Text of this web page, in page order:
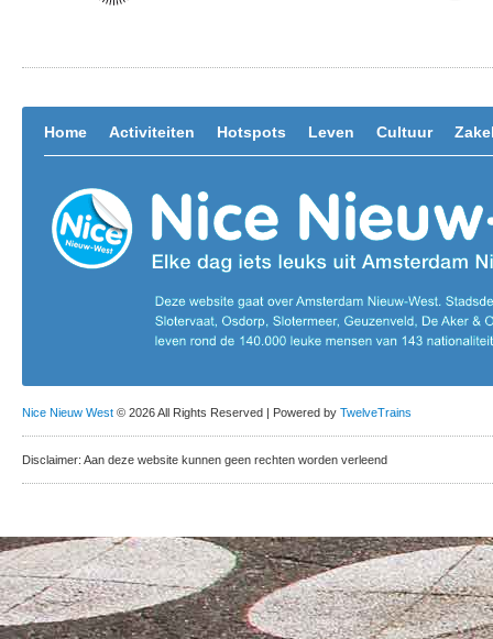
Home Activiteiten Hotspots Leven Cultuur
Nice Nieuw West © 2026 All Rights Reserved | Powered by TwelveTrains
Disclaimer: Aan deze website kunnen geen rechten worden verleend